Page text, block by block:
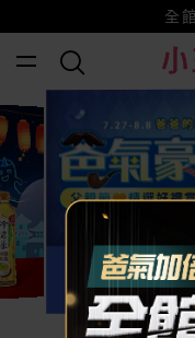
賺美幣
小三美日x全
全